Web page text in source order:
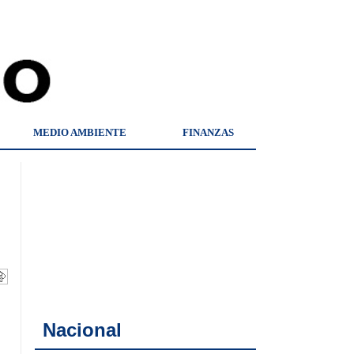
MEDIO AMBIENTE FINANZAS
Nacional